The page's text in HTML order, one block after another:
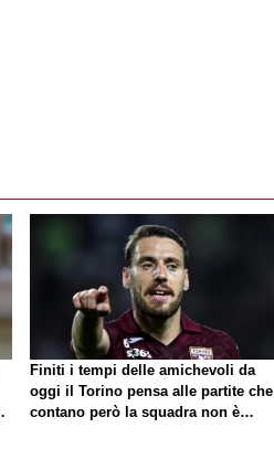
Finiti i tempi delle amichevoli da
oggi il Torino pensa alle partite che
contano però la squadra non è